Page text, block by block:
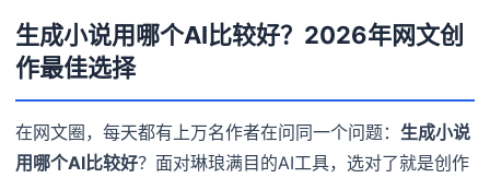
生成小说用哪个AI比较好？2026年网文创
作最佳选择
在网文圈，每天都有上万名作者在问同一个问题： 生成小说
用哪个AI比较好？面对琳琅满目的AI工具，选对了就是创作